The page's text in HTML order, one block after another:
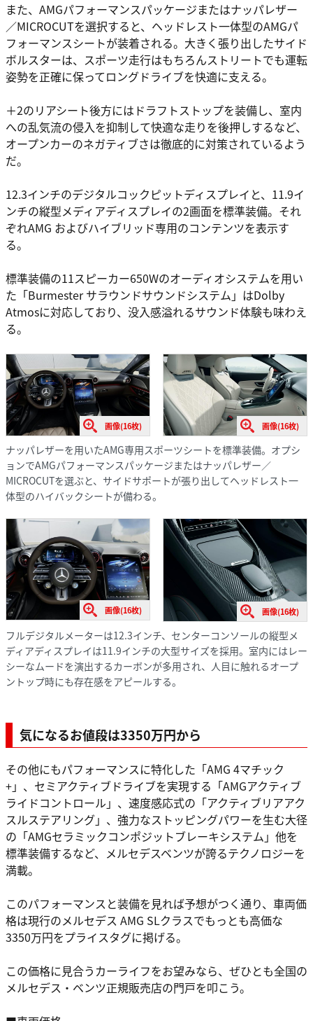
また、AMGパフォーマンスパッケージまたはナッパレザー
／MICROCUTを選択すると、ヘッドレスト一体型のAMGパ
フォーマンスシートが装着される。大きく張り出したサイド
ボルスターは、スポーツ走行はもちろんストリートでも運転
姿勢を正確に保ってロングドライブを快適に支える。
＋2のリアシート後方にはドラフトストップを装備し、室内
への乱気流の侵入を抑制して快適な走りを後押しするなど、
オープンカーのネガティブさは徹底的に対策されているよう
だ。
12.3インチのデジタルコックピットディスプレイと、11.9イ
ンチの縦型メディアディスプレイの2画面を標準装備。それ
ぞれAMG およびハイブリッド専用のコンテンツを表示す
る。
標準装備の11スピーカー650Wのオーディオシステムを用い
た「Burmester サラウンドサウンドシステム」はDolby
Atmosに対応しており、没入感溢れるサウンド体験も味わえ
る。
画像(16枚) 画像(16枚)
ナッパレザーを用いたAMG専用スポーツシートを標準装備。オプシ
ョンでAMGパフォーマンスパッケージまたはナッパレザー／
MICROCUTを選ぶと、サイドサポートが張り出してヘッドレスト一
体型のハイバックシートが備わる。
画像(16枚) 画像(16枚)
フルデジタルメーターは12.3インチ、センターコンソールの縦型メ
ディアディスプレイは11.9インチの大型サイズを採用。室内にはレー
シーなムードを演出するカーボンが多用され、人目に触れるオープ
ントップ時にも存在感をアピールする。
気になるお値段は3350万円から
その他にもパフォーマンスに特化した「AMG 4マチック
+」、セミアクティブドライブを実現する「AMGアクティブ
ライドコントロール」、速度感応式の「アクティブリアアク
スルステアリング」、強力なストッピングパワーを生む大径
の「AMGセラミックコンポジットブレーキシステム」他を
標準装備するなど、メルセデスベンツが誇るテクノロジーを
満載。
このパフォーマンスと装備を見れば予想がつく通り、車両価
格は現行のメルセデス AMG SLクラスでもっとも高価な
3350万円をプライスタグに掲げる。
この価格に見合うカーライフをお望みなら、ぜひとも全国の
メルセデス・ベンツ正規販売店の門戸を叩こう。